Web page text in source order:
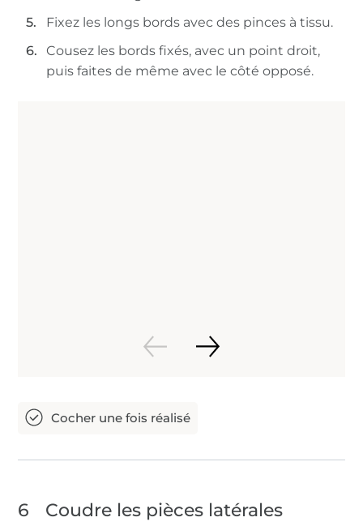
Fixez les longs bords avec des pinces à tissu.
Cousez les bords fixés, avec un point droit,
puis faites de même avec le côté opposé.
6 Coudre les pièces latérales